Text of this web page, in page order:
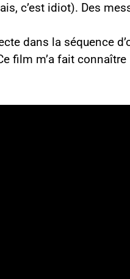
c’est idiot). Des
dans la séquence
film m’a fait connaître